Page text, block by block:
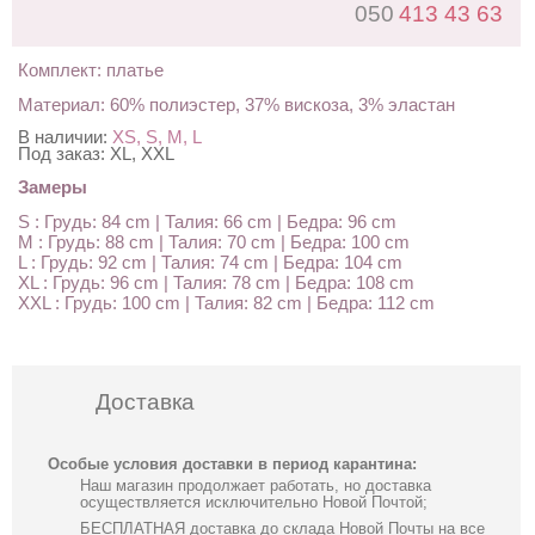
050 413 43 63
Комплект: платье
Материал: 60% полиэстер, 37% вискоза, 3% эластан
В наличии: XS, S, M, L
Под заказ: XL, XXL
Замеры
S : Грудь: 84 cm | Талия: 66 cm | Бедра: 96 cm
M : Грудь: 88 cm | Талия: 70 cm | Бедра: 100 cm
L : Грудь: 92 cm | Талия: 74 cm | Бедра: 104 cm
XL : Грудь: 96 cm | Талия: 78 cm | Бедра: 108 cm
XXL : Грудь: 100 cm | Талия: 82 cm | Бедра: 112 cm
Доставка
Особые условия доставки в период карантина:
Наш магазин продолжает работать, но доставка
осуществляется исключительно Новой Почтой;
БЕСПЛАТНАЯ доставка до склада Новой Почты на все